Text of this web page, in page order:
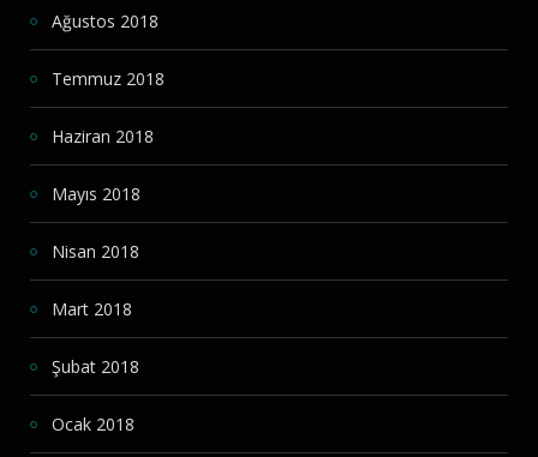
Ağustos 2018
Temmuz 2018
Haziran 2018
Mayıs 2018
Nisan 2018
Mart 2018
Şubat 2018
Ocak 2018